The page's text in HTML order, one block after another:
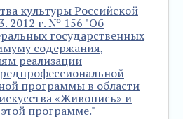
культуры Российской
2012 г. № 156 "Об
государственных
содержания,
реализации
программы в области
«Живопись» и
программе."